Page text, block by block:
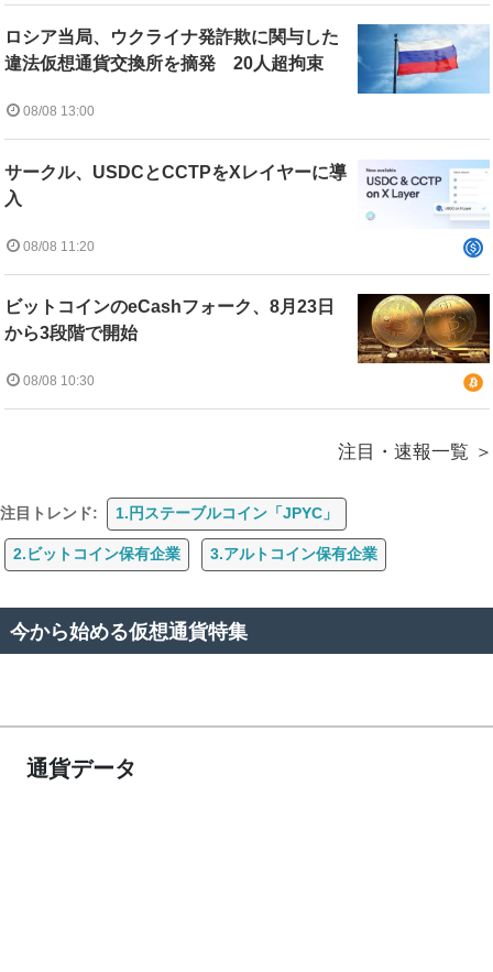
ロシア当局、ウクライナ発詐欺に関与した
違法仮想通貨交換所を摘発 20人超拘束
08/08 13:00
サークル、USDCとCCTPをXレイヤーに導
入
08/08 11:20
ビットコインのeCashフォーク、8月23日
から3段階で開始
08/08 10:30
注目・速報一覧
注目トレンド: 1.円ステーブルコイン「JPYC」
2.ビットコイン保有企業 3.アルトコイン保有企業
今から始める仮想通貨特集
通貨データ